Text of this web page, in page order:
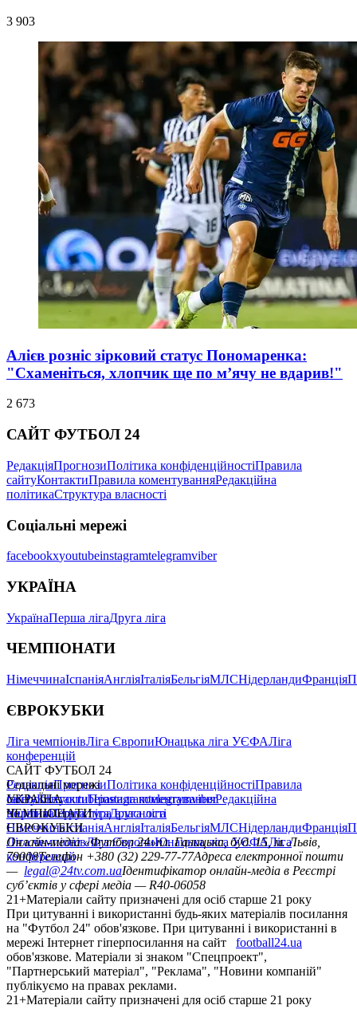
3 903
Алієв розніс зірковий статус Пономаренка:
"Схаменіться, хлопчик ще по м’ячу не вдарив!"
2 673
САЙТ ФУТБОЛ 24
РедакціяПрогнозиПолітика конфіденційностіПравила
сайтуКонтактиПравила коментуванняРедакційна
політикаСтруктура власності
Соціальні мережі
facebookxyoutubeinstagramtelegramviber
УКРАЇНА
УкраїнаПерша лігаДруга ліга
ЧЕМПІОНАТИ
НімеччинаІспаніяАнгліяІталіяБельгіяМЛСНідерландиФранція
ЄВРОКУБКИ
Ліга чемпіонівЛіга ЄвропиЮнацька ліга УЄФАЛіга
конференцій
САЙТ ФУТБОЛ 24
РедакціяПрогнозиПолітика конфіденційностіПравила
сайтуКонтактиПравила коментуванняРедакційна
політикаСтруктура власності
Соціальні мережі
facebookxyoutubeinstagramtelegramviber
УКРАЇНА
УкраїнаПерша лігаДруга ліга
ЧЕМПІОНАТИ
НімеччинаІспаніяАнгліяІталіяБельгіяМЛСНідерландиФранція
ЄВРОКУБКИ
Ліга чемпіонівЛіга ЄвропиЮнацька ліга УЄФАЛіга
конференцій
Онлайн-медіа «Футбол 24»пл. Галицька, буд. 15, м. Львів,
79008Телефон +380 (32) 229-77-77Адреса електронної пошти
— legal@24tv.com.uaІдентифікатор онлайн-медіа в Реєстрі
суб’єктів у сфері медіа — R40-06058
21+Матеріали сайту призначені для осіб старше 21 року
При цитуванні і використанні будь-яких матеріалів посилання
на "Футбол 24" обов'язкове. При цитуванні і використанні в
мережі Інтернет гіперпосилання на сайт
football24.ua
обов'язкове. Матеріали зі знаком "Спецпроект",
"Партнерський матеріал", "Реклама", "Новини компаній"
публікуємо на правах реклами.
21+Матеріали сайту призначені для осіб старше 21 року